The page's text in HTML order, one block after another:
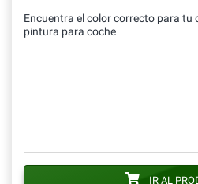
Encuentra el color correcto para tu
pintura para coche
IR AL